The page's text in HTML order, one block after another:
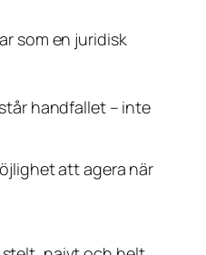
som en juridisk
handfallet – inte
att agera när